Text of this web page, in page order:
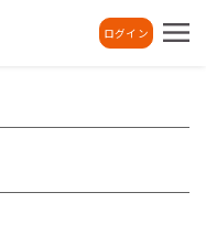
ログイン